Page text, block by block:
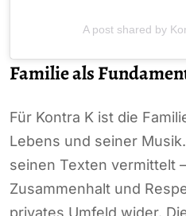
A post shared by
Familie als
Für Kontra K ist die
Lebens und seiner
seinen Texten vermittelt
Zusammenhalt und